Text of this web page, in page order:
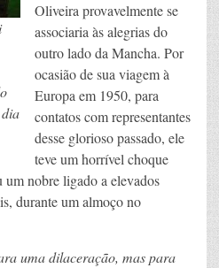
Oliveira provavelmente se
associaria às alegrias do
outro lado da Mancha. Por
ocasião de sua viagem à
Europa em 1950, para
contatos com representantes
desse glorioso passado, ele
teve um horrível choque
nobre ligado a elevados
durante um almoço no
uma dilaceração, mas para